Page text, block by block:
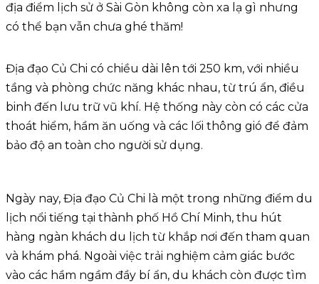
địa điểm lịch sử ở Sài Gòn không còn xa lạ gì nhưng
có thể bạn vẫn chưa ghé thăm!
Địa đạo Củ Chi có chiều dài lên tới 250 km, với nhiều
tầng và phòng chức năng khác nhau, từ trú ẩn, điều
binh đến lưu trữ vũ khí. Hệ thống này còn có các cửa
thoát hiểm, hầm ăn uống và các lối thông gió để đảm
bảo độ an toàn cho người sử dụng.
Ngày nay, Địa đạo Củ Chi là một trong những điểm du
lịch nổi tiếng tại thành phố Hồ Chí Minh, thu hút
hàng ngàn khách du lịch từ khắp nơi đến tham quan
và khám phá. Ngoài việc trải nghiệm cảm giác bước
vào các hầm ngầm đầy bí ẩn, du khách còn được tìm